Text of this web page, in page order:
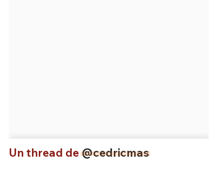
Un thread de@cedricmas